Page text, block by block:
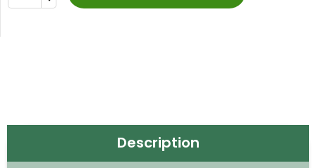
Description